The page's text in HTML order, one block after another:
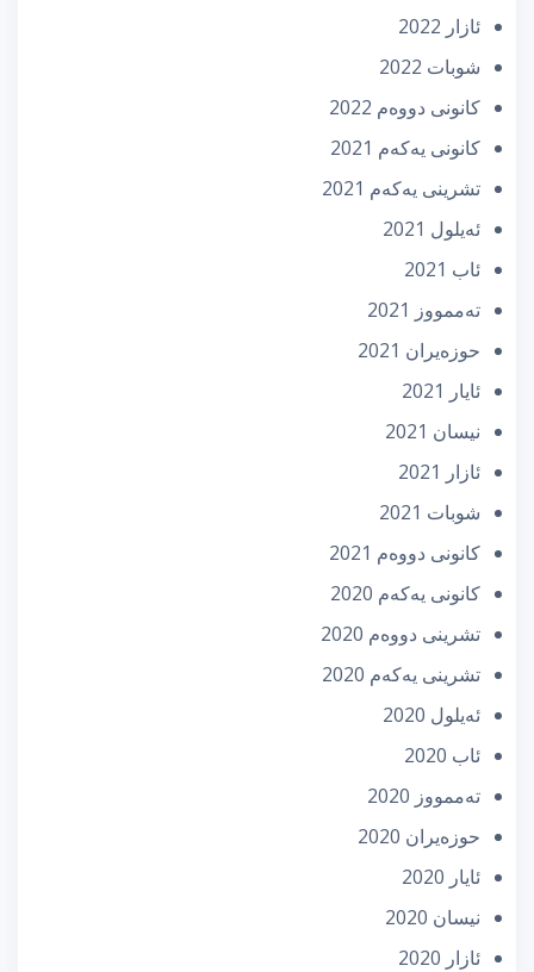
ئازار 2022
شوبات 2022
كانونی دووه‌م 2022
كانونی یه‌كه‌م 2021
تشرینی یه‌كه‌م 2021
ئه‌یلول 2021
ئاب 2021
تەممووز 2021
حوزه‌یران 2021
ئایار 2021
نیسان 2021
ئازار 2021
شوبات 2021
كانونی دووه‌م 2021
كانونی یه‌كه‌م 2020
تشرینی دووه‌م 2020
تشرینی یه‌كه‌م 2020
ئه‌یلول 2020
ئاب 2020
تەممووز 2020
حوزه‌یران 2020
ئایار 2020
نیسان 2020
ئازار 2020